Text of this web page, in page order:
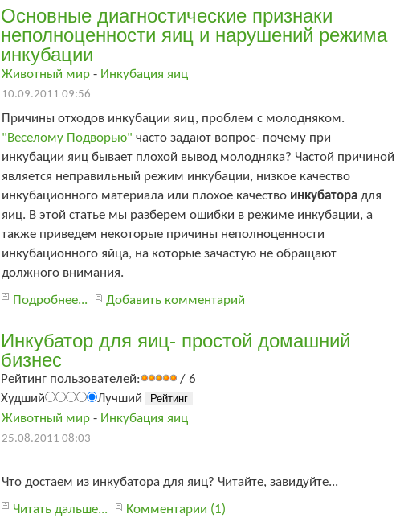
Основные диагностические признаки
неполноценности яиц и нарушений режима
инкубации
Животный мир - Инкубация яиц
10.09.2011 09:56
Причины отходов инкубации яиц, проблем с молодняком.
"Веселому Подворью" часто задают вопрос- почему при
инкубации яиц бывает плохой вывод молодняка? Частой причиной
является неправильный режим инкубации, низкое качество
инкубационного материала или плохое качество инкубатора для
яиц. В этой статье мы разберем ошибки в режиме инкубации, а
также приведем некоторые причины неполноценности
инкубационного яйца, на которые зачастую не обращают
должного внимания.
Подробнее...
Добавить комментарий
Инкубатор для яиц- простой домашний
бизнес
Рейтинг пользователей:
/ 6
Худший
Лучший
Животный мир - Инкубация яиц
25.08.2011 08:03
Что достаем из инкубатора для яиц? Читайте, завидуйте...
Читать дальше...
Комментарии (1)